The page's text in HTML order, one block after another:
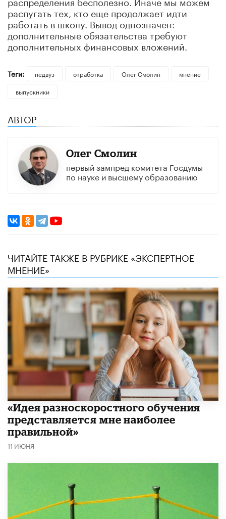
распугать тех, кто еще продолжает идти
работать в школу. Вывод однозначен:
дополнительные обязательства требуют
дополнительных финансовых вложений.
Теги: педвуз отработка Олег Смолин
мнение
выпускники
АВТОР
Олег Смолин
первый зампред комитета Госдумы
по науке и высшему образованию
ЧИТАЙТЕ ТАКЖЕ В РУБРИКЕ «ЭКСПЕРТНОЕ
МНЕНИЕ»
«Идея разноскоростного обучения
представляется мне наиболее
правильной»
11 ИЮНЯ